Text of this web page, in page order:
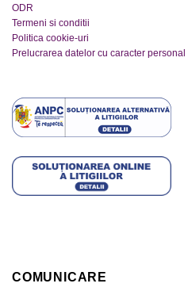
ODR
Termeni si conditii
Politica cookie-uri
Prelucrarea datelor cu caracter personal
COMUNICARE